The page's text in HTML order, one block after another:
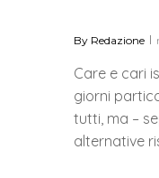
By Redazione
Care e cari
giorni
tutti, ma –
alternative